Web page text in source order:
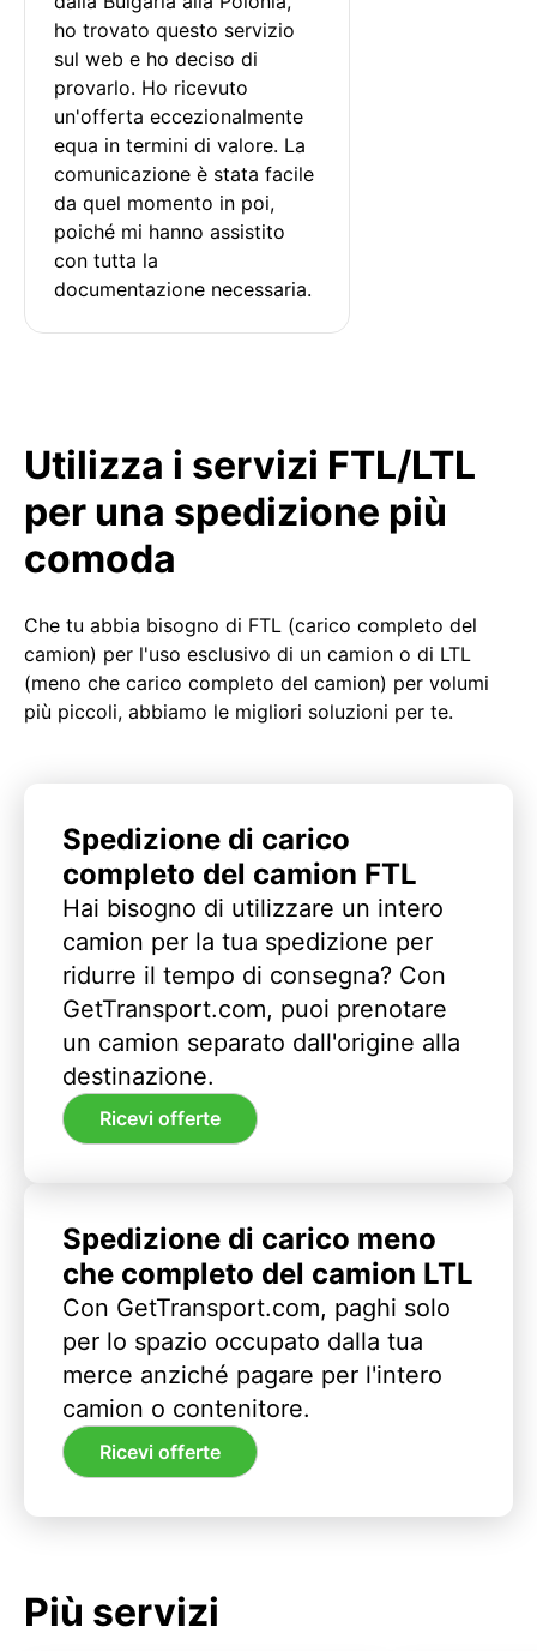
ho trovato questo servizio
sul web e ho deciso di
provarlo. Ho ricevuto
un'offerta eccezionalmente
equa in termini di valore. La
comunicazione è stata facile
da quel momento in poi,
poiché mi hanno assistito
con tutta la
documentazione necessaria.
Utilizza i servizi FTL/LTL
per una spedizione più
comoda
Che tu abbia bisogno di FTL (carico completo del
camion) per l'uso esclusivo di un camion o di LTL
(meno che carico completo del camion) per volumi
più piccoli, abbiamo le migliori soluzioni per te.
Spedizione di carico
completo del camion FTL
Hai bisogno di utilizzare un intero
camion per la tua spedizione per
ridurre il tempo di consegna? Con
GetTransport.com, puoi prenotare
un camion separato dall'origine alla
destinazione.
Ricevi offerte
Spedizione di carico meno
che completo del camion LTL
Con GetTransport.com, paghi solo
per lo spazio occupato dalla tua
merce anziché pagare per l'intero
camion o contenitore.
Ricevi offerte
Più servizi